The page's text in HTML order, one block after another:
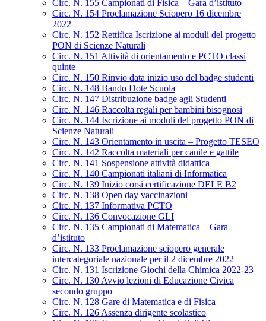
Circ. N. 155 Campionati di Fisica – Gara d’istituto
Circ. N. 154 Proclamazione Sciopero 16 dicembre
2022
Circ. N. 152 Rettifica Iscrizione ai moduli del progetto
PON di Scienze Naturali
Circ. N. 151 Attività di orientamento e PCTO classi
quinte
Circ. N. 150 Rinvio data inizio uso del badge studenti
Circ. N. 148 Bando Dote Scuola
Circ. N. 147 Distribuzione badge agli Studenti
Circ. N. 146 Raccolta regali per bambini bisognosi
Circ. N. 144 Iscrizione ai moduli del progetto PON di
Scienze Naturali
Circ. N. 143 Orientamento in uscita – Progetto TESEO
Circ. N. 142 Raccolta materiali per canile e gattile
Circ. N. 141 Sospensione attività didattica
Circ. N. 140 Campionati italiani di Informatica
Circ. N. 139 Inizio corsi certificazione DELE B2
Circ. N. 138 Open day vaccinazioni
Circ. N. 137 Informativa PCTO
Circ. N. 136 Convocazione GLI
Circ. N. 135 Campionati di Matematica – Gara
d’istituto
Circ. N. 133 Proclamazione sciopero generale
intercategoriale nazionale per il 2 dicembre 2022
Circ. N. 131 Iscrizione Giochi della Chimica 2022-23
Circ. N. 130 Avvio lezioni di Educazione Civica
secondo gruppo
Circ. N. 128 Gare di Matematica e di Fisica
Circ. N. 126 Assenza dirigente scolastico